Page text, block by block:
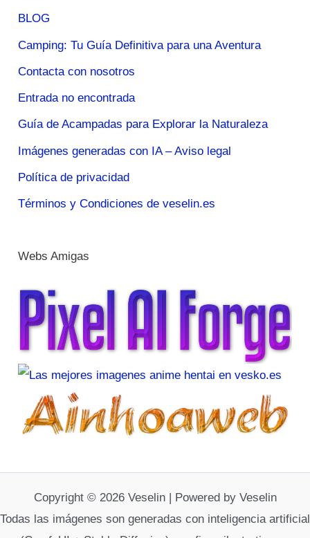
BLOG
Camping: Tu Guía Definitiva para una Aventura
Contacta con nosotros
Entrada no encontrada
Guía de Acampadas para Explorar la Naturaleza
Imágenes generadas con IA – Aviso legal
Política de privacidad
Términos y Condiciones de veselin.es
Webs Amigas
Copyright © 2026 Veselin | Powered by Veselin
Todas las imágenes son generadas con inteligencia artificial